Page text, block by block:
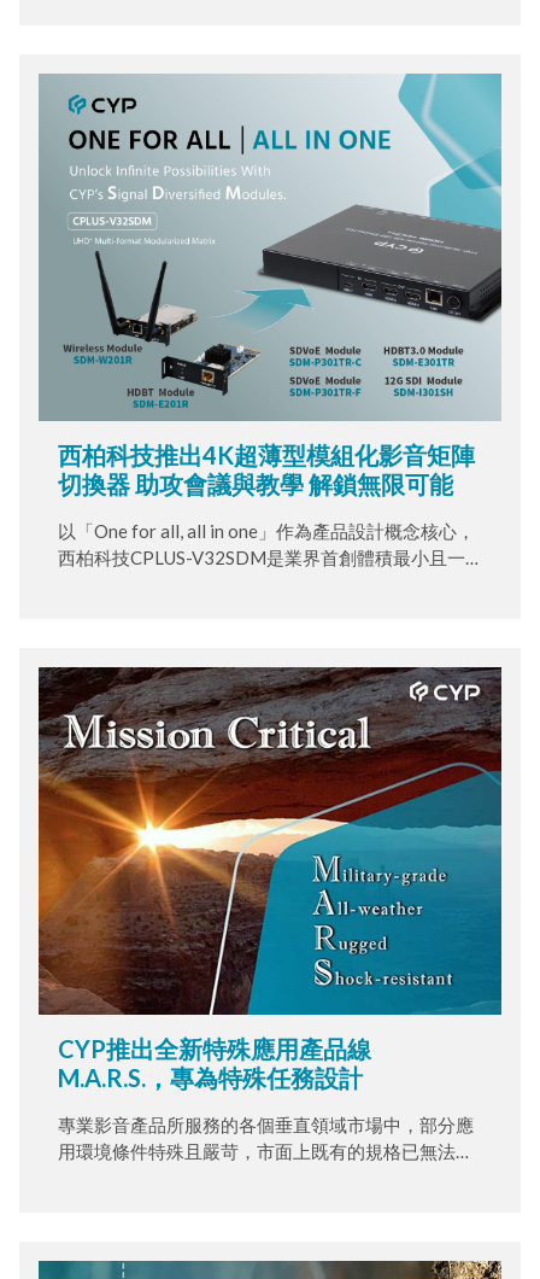
西柏科技推出4K超薄型模組化影音矩陣
切換器 助攻會議與教學 解鎖無限可能
以「One for all, all in one」作為產品設計概念核心，
西柏科技CPLUS-V32SDM是業界首創體積最小且一
置。
CYP推出全新特殊應用產品線
M.A.R.S.，專為特殊任務設計
專業影音產品所服務的各個垂直領域市場中，部分應
用環境條件特殊且嚴苛，市面上既有的規格已無法滿